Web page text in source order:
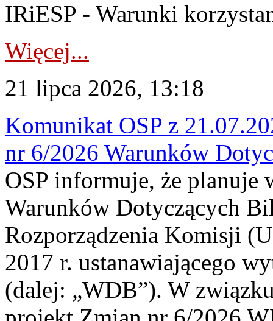
IRiESP - Warunki
Więcej...
21 lipca 2026, 13:18
Komunikat OSP z
nr 6/2026 Warunków
OSP informuje, że planuje
Warunków Dotyczących
Rozporządzenia Komisji
2017 r. ustanawiającego
(dalej: „WDB”). W